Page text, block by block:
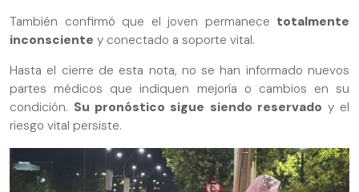
También confirmó que el joven permanece totalmente
inconsciente y conectado a soporte vital.
Hasta el cierre de esta nota, no se han informado nuevos
partes médicos que indiquen mejoría o cambios en su
condición. Su pronóstico sigue siendo reservado y el
riesgo vital persiste.